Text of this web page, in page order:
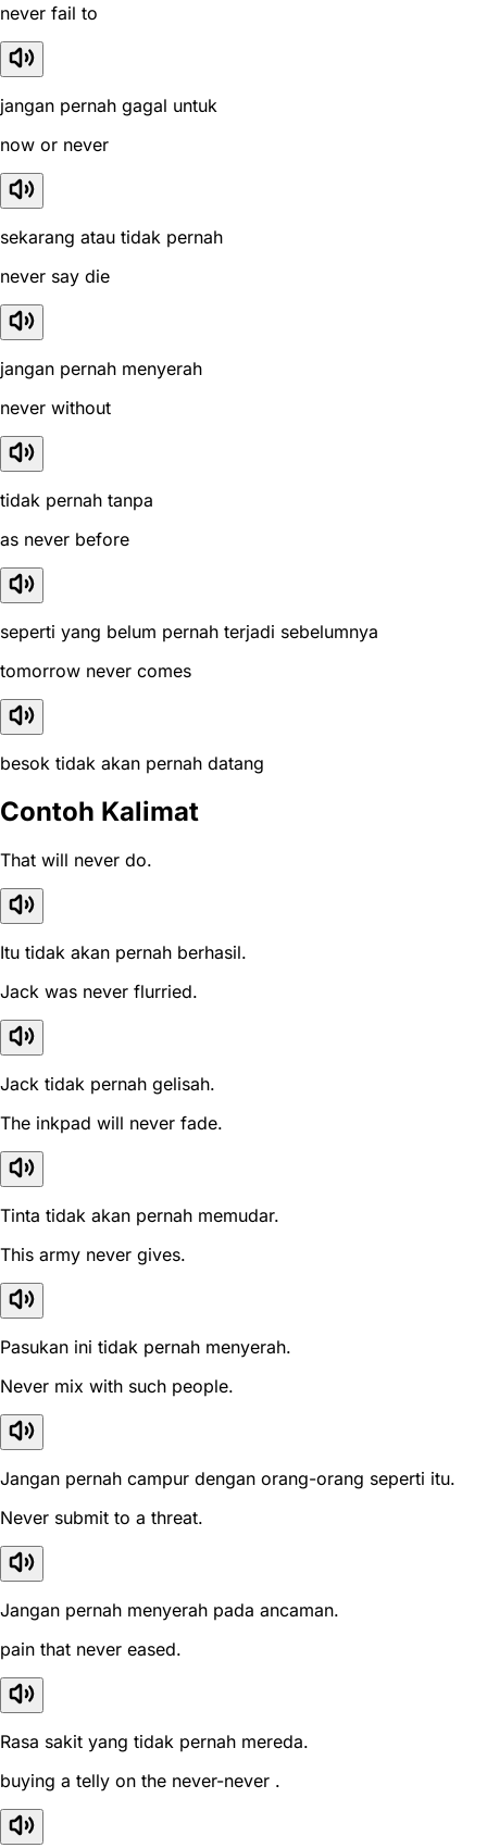
never fail to
jangan pernah gagal untuk
now or never
sekarang atau tidak pernah
never say die
jangan pernah menyerah
never without
tidak pernah tanpa
as never before
seperti yang belum pernah terjadi sebelumnya
tomorrow never comes
besok tidak akan pernah datang
Contoh Kalimat
That will never do.
Itu tidak akan pernah berhasil.
Jack was never flurried.
Jack tidak pernah gelisah.
The inkpad will never fade.
Tinta tidak akan pernah memudar.
This army never gives.
Pasukan ini tidak pernah menyerah.
Never mix with such people.
Jangan pernah campur dengan orang-orang seperti itu.
Never submit to a threat.
Jangan pernah menyerah pada ancaman.
pain that never eased.
Rasa sakit yang tidak pernah mereda.
buying a telly on the never-never .